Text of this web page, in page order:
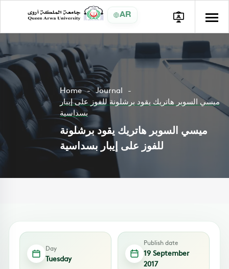
AR
Home
Journal
ميسي السوبر هاتريك يقود برشلونة للفوز على إيبار
بسداسية
ميسي السوبر هاتريك يقود برشلونة
للفوز على إيبار بسداسية
Day
Tuesday
Publish date
19 September
2017